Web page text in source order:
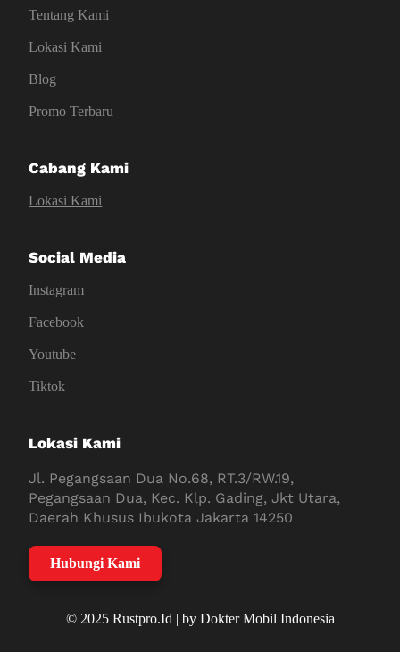
Tentang Kami
Lokasi Kami
Blog
Promo Terbaru
Cabang Kami
Lokasi Kami
Social Media
Instagram
Facebook
Youtube
Tiktok
Lokasi Kami
Jl. Pegangsaan Dua No.68, RT.3/RW.19,
Pegangsaan Dua, Kec. Klp. Gading, Jkt Utara,
Daerah Khusus Ibukota Jakarta 14250
Hubungi Kami
© 2025 Rustpro.Id | by Dokter Mobil Indonesia